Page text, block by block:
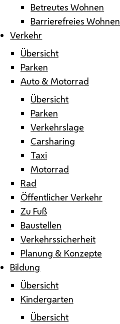
Betreutes Wohnen
Barrierefreies Wohnen
Verkehr
Übersicht
Parken
Auto & Motorrad
Übersicht
Parken
Verkehrslage
Carsharing
Taxi
Motorrad
Rad
Öffentlicher Verkehr
Zu Fuß
Baustellen
Verkehrssicherheit
Planung & Konzepte
Bildung
Übersicht
Kindergarten
Übersicht